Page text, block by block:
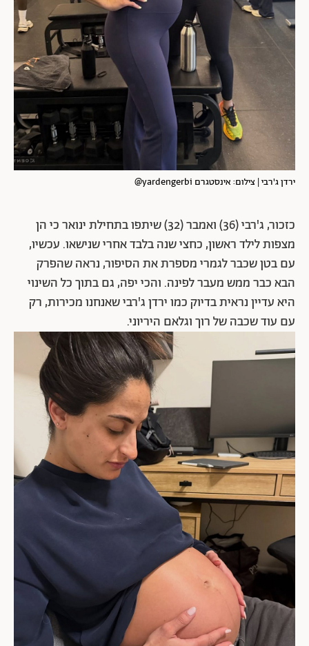
ירדן ג'רבי | צילום: אינסטגרם yardengerbi@
כזכור, ג'רבי (36) ואמבר (32) שיתפו בתחילת ינואר כי הן
מצפות לילד ראשון, כחצי שנה בלבד אחרי שנישאו. עכשיו,
עם בטן שכבר לגמרי מספרת את הסיפור, נראה שהפרק
הבא כבר ממש מעבר לפינה. והכי יפה, גם בתוך כל השינוי
היא עדיין נראית בדיוק כמו ירדן ג'רבי שאנחנו מכירות, רק
עם עוד שכבה של רוך וגלאם היריוני.